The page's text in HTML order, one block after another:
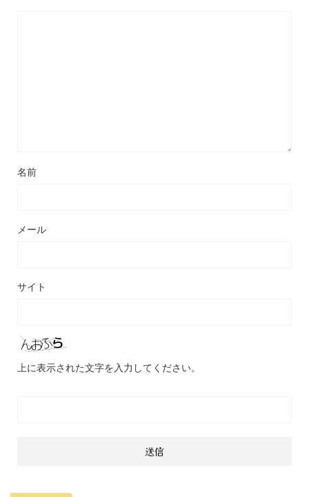
名前
メール
サイト
上に表示された文字を入力してください。